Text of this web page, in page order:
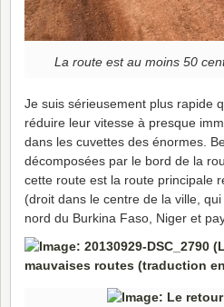
La route est au moins 50
Je suis sérieusement plus rapide
réduire leur vitesse à presque
dans les cuvettes des énormes.
décomposées par le bord de la
cette route est la route principale
(droit dans le centre de la ville,
nord du Burkina Faso, Niger et